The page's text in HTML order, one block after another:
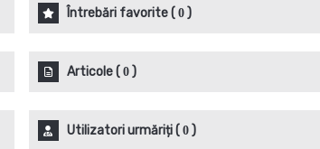
Întrebări favorite( 0)
Articole( 0)
Utilizatori urmăriți( 0)